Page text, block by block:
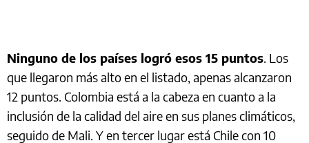
Ninguno de los países logró esos 15 puntos. Los
que llegaron más alto en el listado, apenas alcanzaron
12 puntos. Colombia está a la cabeza en cuanto a la
inclusión de la calidad del aire en sus planes climáticos,
seguido de Mali. Y en tercer lugar está Chile con 10